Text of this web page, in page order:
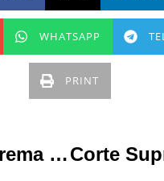
WHATSAPP
PRINT
Corte Suprema Ordena Nuevo Pronunciamiento Por Expulsión